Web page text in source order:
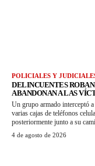
POLICIALES Y
DELINCUENTES
ABANDONAN A LAS
Un grupo armado interceptó
varias cajas de teléfonos
posteriormente junto a su
4 de agosto de 2026